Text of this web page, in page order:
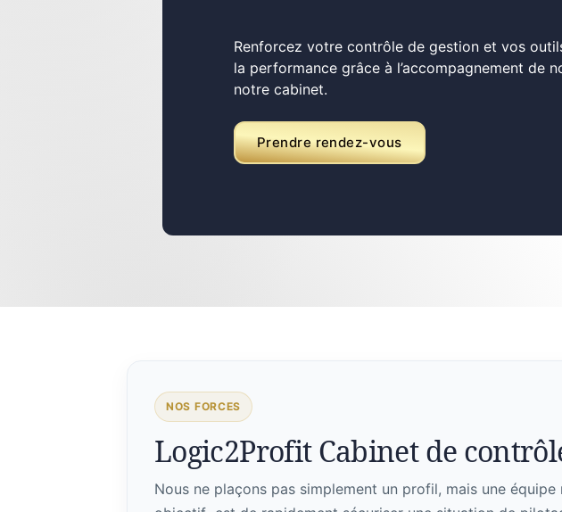
Renforcez votre contrôle de gestion et vos
la performance grâce à l’accompagnement de
notre cabinet.
Prendre rendez-vous
NOS FORCES
Logic2Profit Cabinet de
Nous ne plaçons pas simplement un profil, mais une